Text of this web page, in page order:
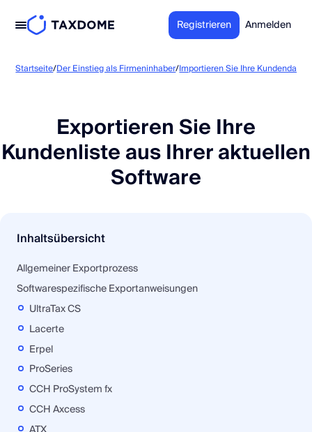
Registrieren Anmelden
Startseite/Der Einstieg als Firmeninhaber/Importieren Sie Ihre Kundendaten
Exportieren Sie Ihre
Kundenliste aus Ihrer aktuellen
Software
Inhaltsübersicht
Allgemeiner Exportprozess
Softwarespezifische Exportanweisungen
UltraTax CS
Lacerte
Erpel
ProSeries
CCH ProSystem fx
CCH Axcess